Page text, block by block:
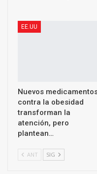
EE.UU
Nuevos
contra la obesidad
transforman la
atención, pero
plantean…
ANT SIG